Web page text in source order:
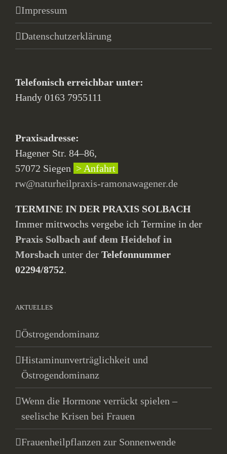
Impressum
Datenschutzerklärung
Telefonisch erreichbar unter:
Handy 0163 7955111
Praxisadresse:
Hagener Str. 84–86,
57072 Siegen > Anfahrt
rw@naturheilpraxis-ramonawagener.de
TERMINE IN DER PRAXIS SOLBACH
Immer mittwochs vergebe ich Termine in der
Praxis Solbach auf dem Heidehof in
Morsbach unter der Telefonnummer
02294/8752.
AKTUELLES
Östrogendominanz
Histaminunverträglichkeit und
Östrogendominanz
Wenn die Hormone verrückt spielen –
seelische Krisen bei Frauen
Frauenheilpflanzen zur Sonnenwende